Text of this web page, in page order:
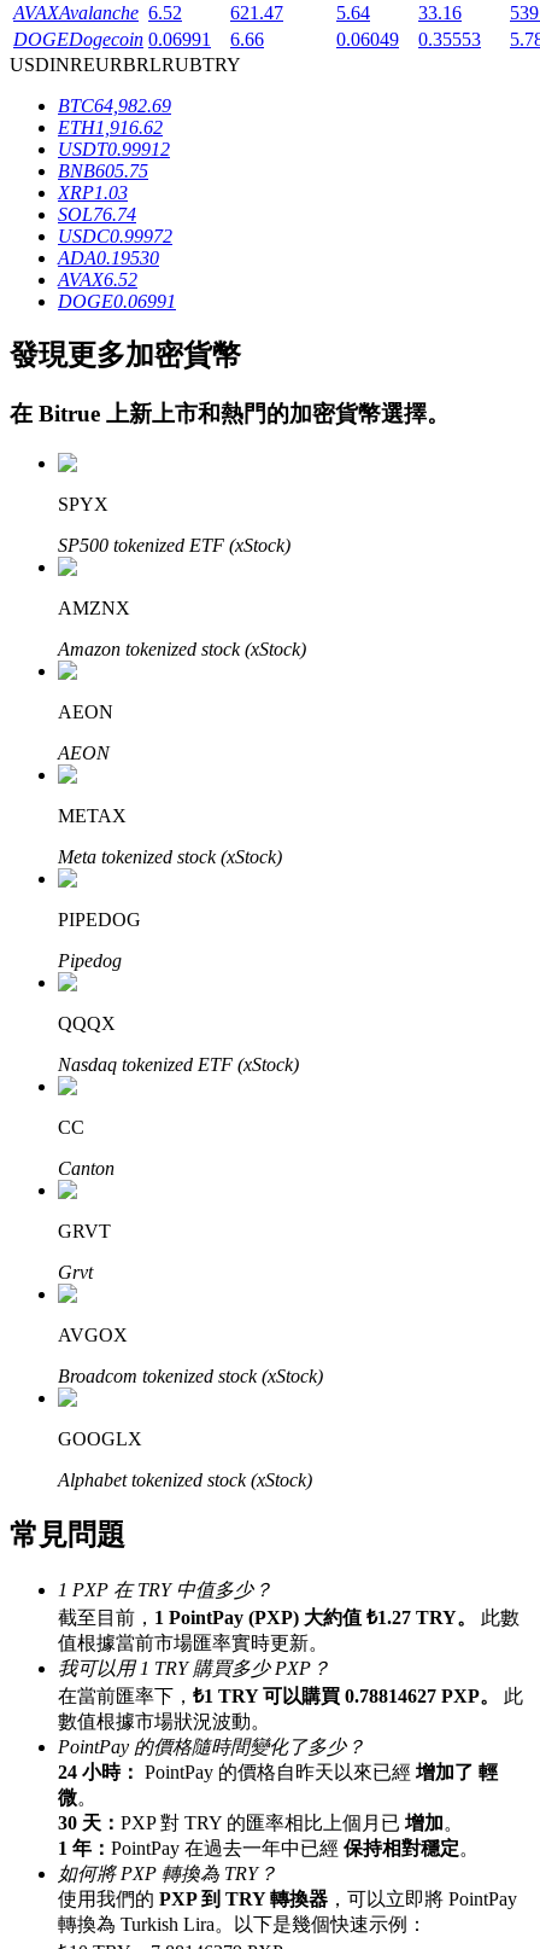
輕鬆獲得多重福利
借貸寶
借貸數字貨幣，及時且安全的服務
定投理财
享受活期理財及長期收益
學習理財
Bitrue渠道合伙人
最高達65%佣金！
邀请好友
邀請朋友獲得現金獎勵
BTC 專享獎勵
AVAXAvalanche 6.52 621.47 5.64 33.16
DOGEDogecoin 0.06991 6.66 0.06049 0.35553
USDINREURBRLRUBTRY
BTC64,982.69
ETH1,916.62
USDT0.99912
BNB605.75
XRP1.03
SOL76.74
USDC0.99972
ADA0.19530
AVAX6.52
DOGE0.06991
發現更多加密貨幣
在 Bitrue 上新上市和熱門的加密貨幣選擇。
SPYX
SP500 tokenized ETF (xStock)
AMZNX
Amazon tokenized stock (xStock)
AEON
AEON
METAX
Meta tokenized stock (xStock)
PIPEDOG
Pipedog
QQQX
Nasdaq tokenized ETF (xStock)
CC
Canton
GRVT
Grvt
AVGOX
Broadcom tokenized stock (xStock)
GOOGLX
Alphabet tokenized stock (xStock)
常見問題
1 PXP 在 TRY 中值多少？
截至目前， 1 PointPay (PXP) 大約值 ₺1.27 TRY。
此數
值根據當前市場匯率實時更新。
我可以用 1 TRY 購買多少 PXP？
在當前匯率下， ₺1 TRY 可以購買 0.78814627 PXP。
此
數值根據市場狀況波動。
PointPay 的價格隨時間變化了多少？
24 小時： PointPay 的價格自昨天以來已經 增加了 輕
微。
30 天： PXP 對 TRY 的匯率相比上個月已 增加。
1 年： PointPay 在過去一年中已經 保持相對穩定。
如何將 PXP 轉換為 TRY？
使用我們的 PXP 到 TRY 轉換器 ，可以立即將 PointPay
轉換為 Turkish Lira。以下是幾個快速示例：